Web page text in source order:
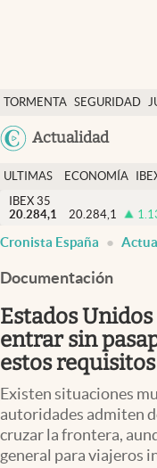
TORMENTA SEGURIDAD
Actualidad
Economía y finanzas
Política
Actualidad
Criptomonedas
España
ULTIMAS
NOTICIAS
ECONOMÍA
FINANZAS
IBEX 35
20.284,1
20.284,1
Cronista España
Documentación
Estados
entrar sin
estos requisitos
Existen situaciones
autoridades admiten
cruzar la frontera,
general para viajeros